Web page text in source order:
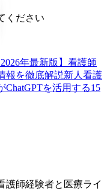
ください
年最新版】 看護師
報を徹底解説新人看護
ChatGPTを活用する15
護師経験者と医療ライ